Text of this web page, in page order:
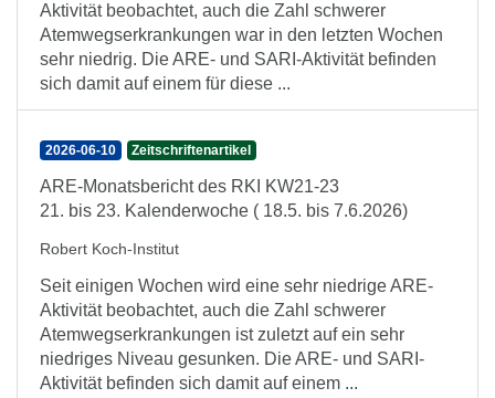
Aktivität beobachtet, auch die Zahl schwerer
Atemwegserkrankungen war in den letzten Wochen
sehr niedrig. Die ARE- und SARI-Aktivität befinden
sich damit auf einem für diese ...
2026-06-10 Zeitschriftenartikel
ARE-Monatsbericht des RKI KW21-23
21. bis 23. Kalenderwoche ( 18.5. bis 7.6.2026)
Robert Koch-Institut
Seit einigen Wochen wird eine sehr niedrige ARE-
Aktivität beobachtet, auch die Zahl schwerer
Atemwegserkrankungen ist zuletzt auf ein sehr
niedriges Niveau gesunken. Die ARE- und SARI-
Aktivität befinden sich damit auf einem ...